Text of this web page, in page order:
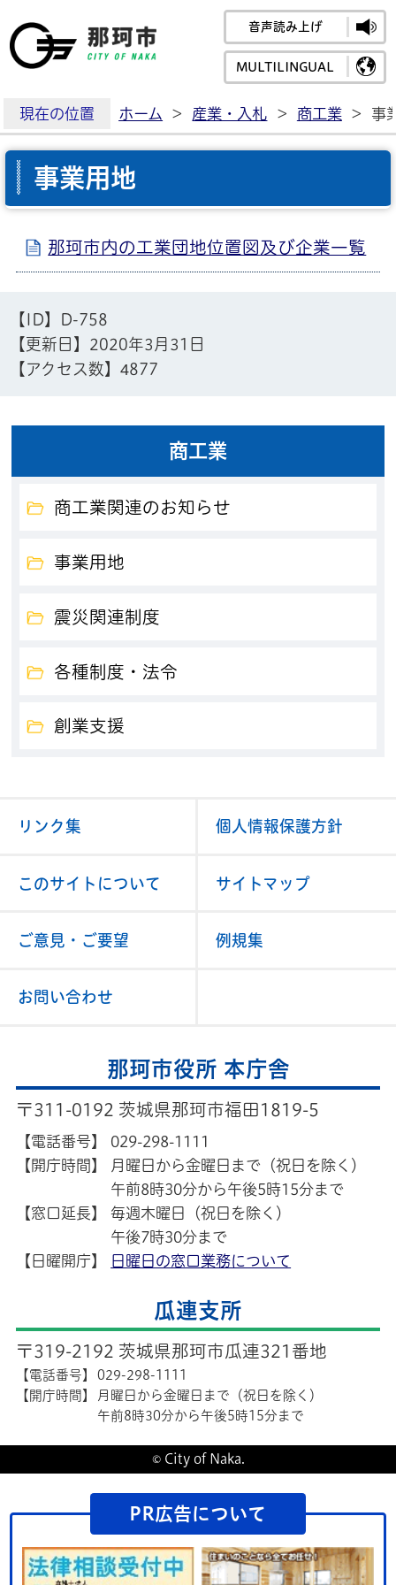
那珂市公式ホームペ
音声読み上げ
MULTILINGUAL
現在の位置 ホーム > 産業・入札 > 商工業 > 事
事業用地
那珂市内の工業団地位置図及び企業一覧
【ID】
D-758
【更新日】 2020年3月31日
【アクセス数】4877
商工業
商工業関連のお知らせ
事業用地
震災関連制度
各種制度・法令
創業支援
リンク集 個人情報保護方針
このサイトについて サイトマップ
ご意見・ご要望 例規集
お問い合わせ
那珂市役所 本庁舎
〒311-0192 茨城県那珂市福田1819-5
【電話番号】
029-298-1111
【開庁時間】
月曜日から金曜日まで（祝日を除く）
午前8時30分から午後5時15分まで
【窓口延長】
毎週木曜日（祝日を除く）
午後7時30分まで
【日曜開庁】
日曜日の窓口業務について
瓜連支所
〒319-2192 茨城県那珂市瓜連321番地
【電話番号】
029-298-1111
【開庁時間】
月曜日から金曜日まで（祝日を除く）
午前8時30分から午後5時15分まで
© City of Naka.
PR広告について